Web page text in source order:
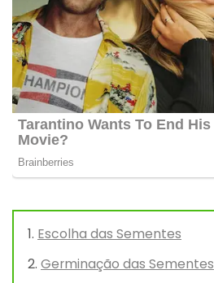
Escolha das Sementes
Germinação das Sementes